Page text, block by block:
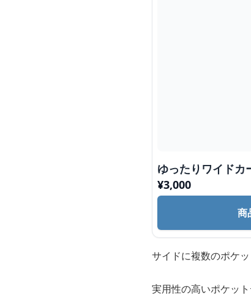
ゆったりワイドカ
¥3,000
商
サイドに複数のポケ
実用性の高いポケッ